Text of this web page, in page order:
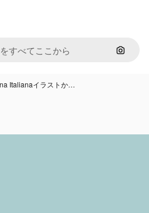
画像で
Italianaイラストか…